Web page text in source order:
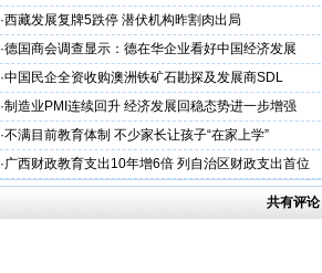
·西藏发展复牌5跌停 潜伏机构昨割肉出局
·德国商会调查显示：德在华企业看好中国经济发展
·中国民企全资收购澳洲铁矿石勘探及发展商SDL
·制造业PMI连续回升 经济发展回稳态势进一步增强
·不满目前教育体制 不少家长让孩子“在家上学”
·广西财政教育支出10年增6倍 列自治区财政支出首位
共有评论